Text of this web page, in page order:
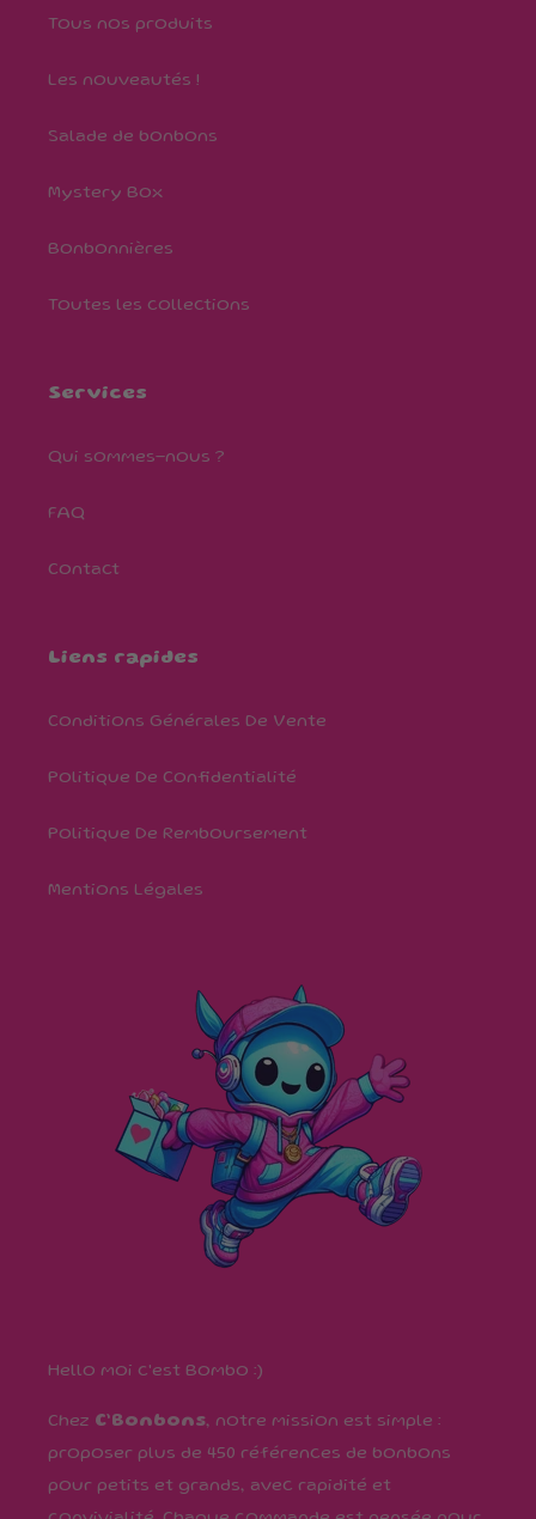
Tous nos produits
Les nouveautés !
Salade de bonbons
Mystery Box
Bonbonnières
Toutes les collections
Services
Qui sommes-nous ?
FAQ
Contact
Liens rapides
Conditions Générales De Vente
Politique De Confidentialité
Politique De Remboursement
Mentions Légales
Hello moi c'est Bombo :)
Chez C’Bonbons, notre mission est simple :
proposer plus de 450 références de bonbons
pour petits et grands, avec rapidité et